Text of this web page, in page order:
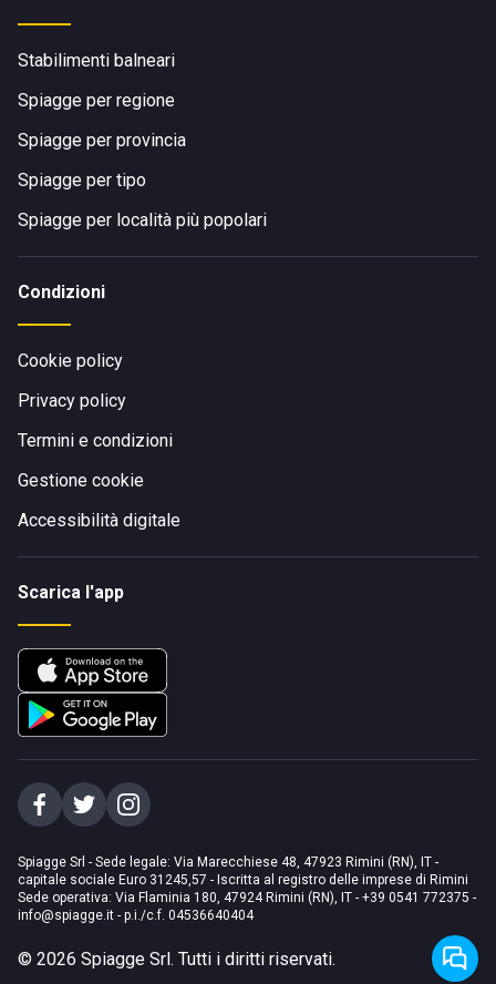
Stabilimenti balneari
Spiagge per regione
Spiagge per provincia
Spiagge per tipo
Spiagge per località più popolari
Condizioni
Cookie policy
Privacy policy
Termini e condizioni
Gestione cookie
Accessibilità digitale
Scarica l'app
Spiagge Srl - Sede legale: Via Marecchiese 48, 47923 Rimini (RN), IT -
capitale sociale Euro 31245,57 - Iscritta al registro delle imprese di Rimini
Sede operativa: Via Flaminia 180, 47924 Rimini (RN), IT - +39 0541 772375 -
info@spiagge.it - p.i./c.f. 04536640404
© 2026 Spiagge Srl. Tutti i diritti riservati.